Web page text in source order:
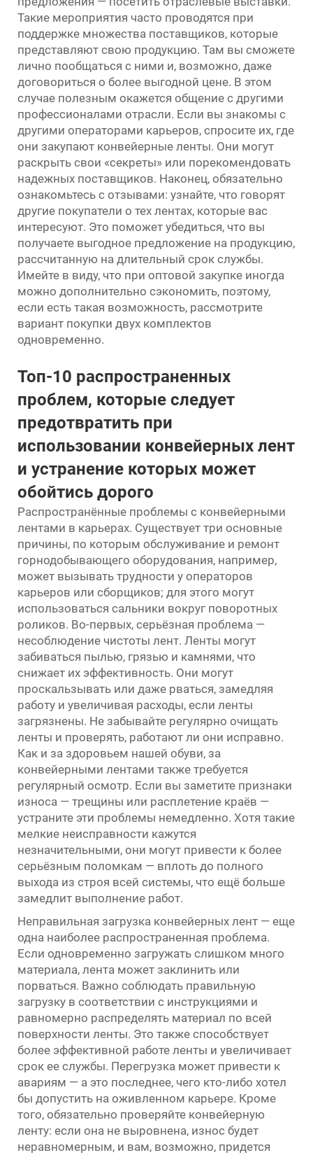
Такие мероприятия часто проводятся при
поддержке множества поставщиков, которые
представляют свою продукцию. Там вы сможете
лично пообщаться с ними и, возможно, даже
договориться о более выгодной цене. В этом
случае полезным окажется общение с другими
профессионалами отрасли. Если вы знакомы с
другими операторами карьеров, спросите их, где
они закупают конвейерные ленты. Они могут
раскрыть свои «секреты» или порекомендовать
надежных поставщиков. Наконец, обязательно
ознакомьтесь с отзывами: узнайте, что говорят
другие покупатели о тех лентах, которые вас
интересуют. Это поможет убедиться, что вы
получаете выгодное предложение на продукцию,
рассчитанную на длительный срок службы.
Имейте в виду, что при оптовой закупке иногда
можно дополнительно сэкономить, поэтому,
если есть такая возможность, рассмотрите
вариант покупки двух комплектов
одновременно.
Топ-10 распространенных
проблем, которые следует
предотвратить при
использовании конвейерных лент
и устранение которых может
обойтись дорого
Распространённые проблемы с конвейерными
лентами в карьерах. Существует три основные
причины, по которым обслуживание и ремонт
горнодобывающего оборудования, например,
может вызывать трудности у операторов
карьеров или сборщиков; для этого могут
использоваться сальники вокруг поворотных
роликов. Во-первых, серьёзная проблема —
несоблюдение чистоты лент. Ленты могут
забиваться пылью, грязью и камнями, что
снижает их эффективность. Они могут
проскальзывать или даже рваться, замедляя
работу и увеличивая расходы, если ленты
загрязнены. Не забывайте регулярно очищать
ленты и проверять, работают ли они исправно.
Как и за здоровьем нашей обуви, за
конвейерными лентами также требуется
регулярный осмотр. Если вы заметите признаки
износа — трещины или расплетение краёв —
устраните эти проблемы немедленно. Хотя такие
мелкие неисправности кажутся
незначительными, они могут привести к более
серьёзным поломкам — вплоть до полного
выхода из строя всей системы, что ещё больше
замедлит выполнение работ.
Неправильная загрузка конвейерных лент — еще
одна наиболее распространенная проблема.
Если одновременно загружать слишком много
материала, лента может заклинить или
порваться. Важно соблюдать правильную
загрузку в соответствии с инструкциями и
равномерно распределять материал по всей
поверхности ленты. Это также способствует
более эффективной работе ленты и увеличивает
срок ее службы. Перегрузка может привести к
авариям — а это последнее, чего кто-либо хотел
бы допустить на оживленном карьере. Кроме
того, обязательно проверяйте конвейерную
ленту: если она не выровнена, износ будет
неравномерным, и вам, возможно, придется